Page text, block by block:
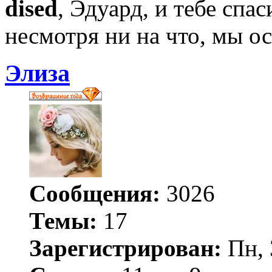
dised, Эдуард, и тебе
несмотря ни на что, мы
Элиза
Сообщения: 3026
Темы: 17
Зарегистрирован: Пн,